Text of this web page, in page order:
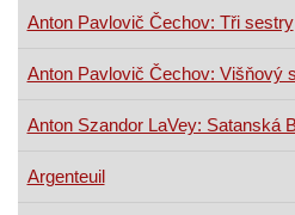
Anton Pavlovič Čechov: Tři sestry
Anton Pavlovič Čechov: Višňový
Anton Szandor LaVey: Satanská
Argenteuil